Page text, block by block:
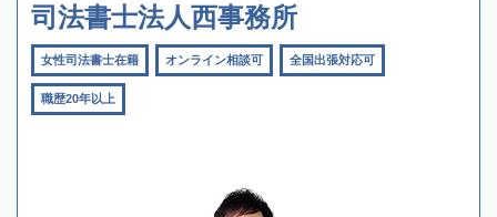
司法書士法人西事務所
女性司法書士在籍 オンライン相談可 全国出張対応可
職歴20年以上